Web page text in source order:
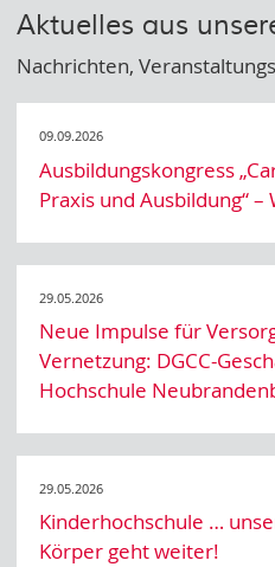
Aktuelles aus
Nachrichten,
09.09.2026
Ausbildungskongress
Praxis und Ausbildung“ –
29.05.2026
Neue Impulse für
Vernetzung: DGCC-
Hochschule
29.05.2026
Kinderhochschule …
Körper geht weiter!